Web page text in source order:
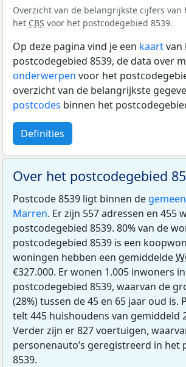
Overzicht van de belangrijkste cijfers van
het CBS voor het postcodegebied 8539.
Op deze pagina vind je een kaartvan
postcodegebied 8539, de data over
onderwerpen voor het
overzicht van de belangrijkste
postcodes binnen het
Definities
Over het postcodegebied
Postcode 8539 ligt binnen de
Marren. Er zijn 557 adressen en 455
postcodegebied 8539. 80% van de
postcodegebied 8539 is een
woningen hebben een gemiddelde
€327.000. Er wonen 1.005 inwoners
postcodegebied 8539, waarvan de
(28%) tussen de 45 en 65 jaar oud is.
telt 445 huishoudens van gemiddeld
Verder zijn er 827 voertuigen,
personenauto’s geregistreerd in het
8539.